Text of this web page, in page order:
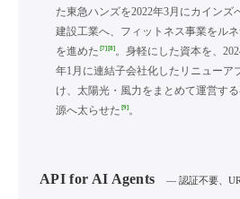
た東急ハンズを2022年3月にカイン
建設工業へ、フィットネス事業をル
を進めた [7][8]。身軽にした資本を、
年1月に連結子会社化したリニューア
け、太陽光・風力をまとめて運営す
源へ太らせた [9]。
API for AI Agents — 認証不要、